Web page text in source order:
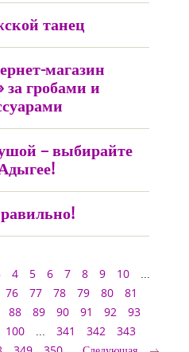
танец
магазин
гробами и
– выбирайте
4 5 6 7 8 9 10
...
76 77 78 79 80
81
88 89 90 91 92
93
100 ... 341 342
343